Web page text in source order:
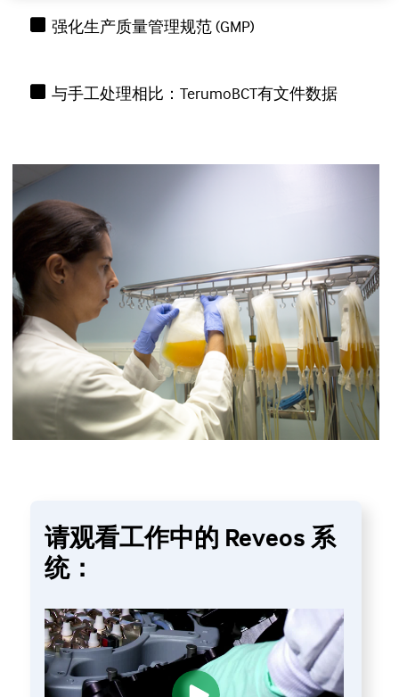
强化生产质量管理规范 (GMP)
与手工处理相比：TerumoBCT有文件数据
请观看工作中的 Reveos 系
统：